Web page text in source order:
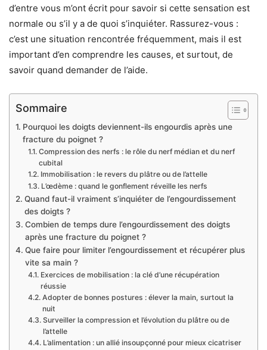
d’entre vous m’ont écrit pour savoir si cette sensation est
normale ou s’il y a de quoi s’inquiéter. Rassurez-vous :
c’est une situation rencontrée fréquemment, mais il est
important d’en comprendre les causes, et surtout, de
savoir quand demander de l’aide.
Sommaire
Pourquoi les doigts deviennent-ils engourdis après une
fracture du poignet ?
Compression des nerfs : le rôle du nerf médian et du nerf
cubital
Immobilisation : le revers du plâtre ou de l’attelle
L’œdème : quand le gonflement réveille les nerfs
Quand faut-il vraiment s’inquiéter de l’engourdissement
des doigts ?
Combien de temps dure l’engourdissement des doigts
après une fracture du poignet ?
Que faire pour limiter l’engourdissement et récupérer plus
vite sa main ?
Exercices de mobilisation : la clé d’une récupération
réussie
Adopter de bonnes postures : élever la main, surtout la
nuit
Surveiller la compression et l’évolution du plâtre ou de
l’attelle
L’alimentation : un allié insoupçonné pour mieux cicatriser